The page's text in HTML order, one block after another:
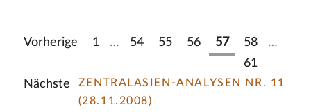
Vorherige 1 … 54 55 56 57 58
…
61
Nächste
ZENTRALASIEN-ANALYSEN NR. 11
(28.11.2008)